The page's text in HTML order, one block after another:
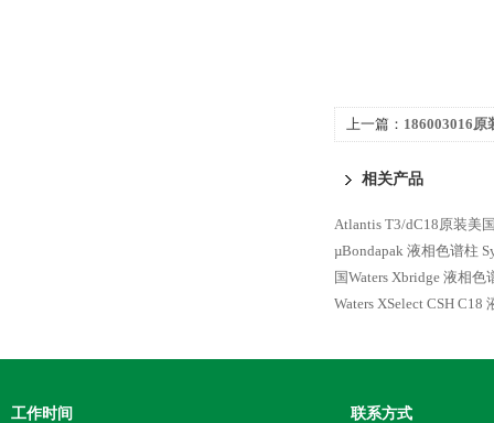
上一篇： 186003016原
相关产品
Atlantis T3/dC18原装美
µBondapak 液相色谱柱
国Waters Xbridge 液相色
Waters XSelect CSH C18
工作时间 联系方式